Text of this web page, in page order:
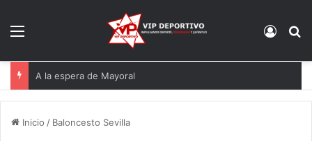
A la espera de Mayoral
Inicio / Baloncesto Sevilla